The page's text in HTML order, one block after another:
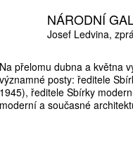
NÁRODNÍ
Josef Ledvina
Na přelomu dubna a května
významné posty: ředitele
1945), ředitele Sbírky
moderní a současné
ČÍSEL
VERZE
ARTCARD